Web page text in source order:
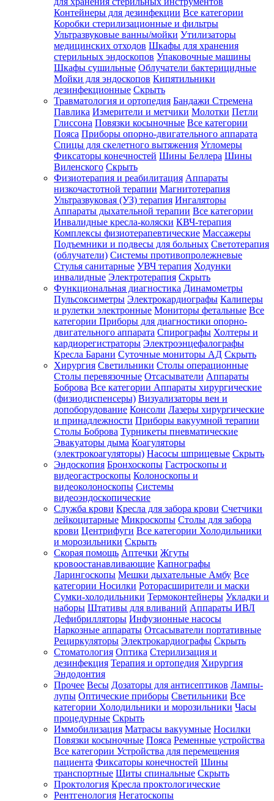
Контейнеры для дезинфекции Все категории
Коробки стерилизационные и фильтры
Ультразвуковые ванны/мойки Утилизаторы
медицинских отходов Шкафы для хранения
стерильных эндоскопов Упаковочные машины
Шкафы сушильные Облучатели бактерицидные
Мойки для эндоскопов Кипятильники
дезинфекционные Скрыть
Травматология и ортопедия Бандажи Стремена
Павлика Измерители и метчики Молотки Петли
Глиссона Повязки косыночные Все категории
Пояса Приборы опорно-двигательного аппарата
Спицы для скелетного вытяжения Угломеры
Фиксаторы конечностей Шины Беллера Шины
Виленского Скрыть
Физиотерапия и реабилитация Аппараты
низкочастотной терапии Магнитотерапия
Ультразвуковая (УЗ) терапия Ингаляторы
Аппараты дыхательной терапии Все категории
Инвалидные кресла-коляски КВЧ-терапия
Комплексы физиотерапевтические Массажеры
Подъемники и подвесы для больных Светотерапия
(облучатели) Системы противопролежневые
Стулья санитарные УВЧ терапия Ходунки
инвалидные Электротерапия Скрыть
Функциональная диагностика Динамометры
Пульсоксиметры Электрокардиографы Калиперы
и рулетки электронные Мониторы фетальные Все
категории Приборы для диагностики опорно-
двигательного аппарата Спирографы Холтеры и
кардиорегистраторы Электроэнцефалографы
Кресла Барани Суточные мониторы АД Скрыть
Хирургия Светильники Столы операционные
Столы перевязочные Отсасыватели Аппараты
Боброва Все категории Аппараты хирургические
(физиодиспенсеры) Визуализаторы вен и
допоборудование Консоли Лазеры хирургические
и принадлежности Приборы вакуумной терапии
Столы Боброва Турникеты пневматические
Эвакуаторы дыма Коагуляторы
(электрокоагуляторы) Насосы шприцевые Скрыть
Эндоскопия Бронхоскопы Гастроскопы и
видеогастроскопы Колоноскопы и
видеоколоноскопы Системы
видеоэндоскопические
Служба крови Кресла для забора крови Счетчики
лейкоцитарные Микроскопы Столы для забора
крови Центрифуги Все категории Холодильники
и морозильники Скрыть
Скорая помощь Аптечки Жгуты
кровоостанавливающие Капнографы
Ларингоскопы Мешки дыхательные Амбу Все
категории Носилки Роторасширители и маски
Сумки-холодильники Термоконтейнеры Укладки и
наборы Штативы для вливаний Аппараты ИВЛ
Дефибрилляторы Инфузионные насосы
Наркозные аппараты Отсасыватели портативные
Рециркуляторы Электрокардиографы Скрыть
Стоматология Оптика Стерилизация и
дезинфекция Терапия и ортопедия Хирургия
Эндодонтия
Прочее Весы Дозаторы для антисептиков Лампы-
лупы Оптические приборы Светильники Все
категории Холодильники и морозильники Часы
процедурные Скрыть
Иммобилизация Матрасы вакуумные Носилки
Повязки косыночные Пояса Ременные устройства
Все категории Устройства для перемещения
пациента Фиксаторы конечностей Шины
транспортные Щиты спинальные Скрыть
Проктология Кресла проктологические
Рентгенология Негатоскопы